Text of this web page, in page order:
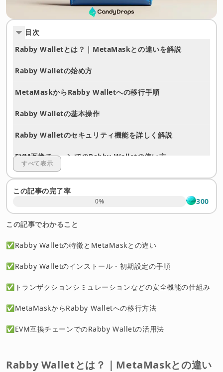
目次
Rabby Walletとは？｜MetaMaskとの違いを解説
Rabby Walletの始め方
MetaMaskからRabby Walletへの移行手順
Rabby Walletの基本操作
Rabby Walletのセキュリティ機能を詳しく解説
EVM互換チェーンでのRabby Walletの使い方
Rabby Wallet利用時の注意点
よくある質問（FAQ）
まとめ
すべて表示
この記事の完了率
0% 300
この記事でわかること
✅Rabby Walletの特徴とMetaMaskとの違い
✅Rabby Walletのインストール・初期設定の手順
✅トランザクションシミュレーションなどの安全機能の仕組み
✅MetaMaskからRabby Walletへの移行方法
✅EVM互換チェーンでのRabby Walletの活用法
Rabby Walletとは？｜MetaMaskとの違い